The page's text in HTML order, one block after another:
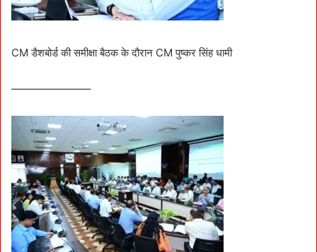
CM डैशबोर्ड की समीक्षा बैठक के दौरान CM पुष्कर सिंह धामी
———————–